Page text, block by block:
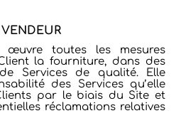
œuvre toutes les mesures
la fourniture, dans des
Services de qualité. Elle
des Services qu’elle
par le biais du Site et
réclamations relatives